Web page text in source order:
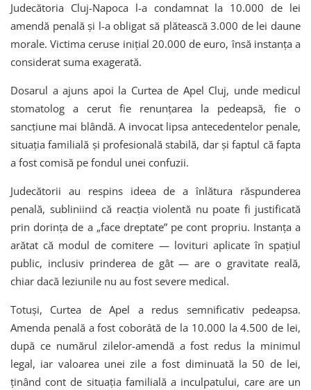
Judecătoria Cluj-Napoca l-a condamnat la 10.000 de lei
amendă penală și l-a obligat să plătească 3.000 de lei daune
morale. Victima ceruse inițial 20.000 de euro, însă instanța a
considerat suma exagerată.
Dosarul a ajuns apoi la Curtea de Apel Cluj, unde medicul
stomatolog a cerut fie renunțarea la pedeapsă, fie o
sancțiune mai blândă. A invocat lipsa antecedentelor penale,
situația familială și profesională stabilă, dar și faptul că fapta
a fost comisă pe fondul unei confuzii.
Judecătorii au respins ideea de a înlătura răspunderea
penală, subliniind că reacția violentă nu poate fi justificată
prin dorința de a „face dreptate” pe cont propriu. Instanța a
arătat că modul de comitere — lovituri aplicate în spațiul
public, inclusiv prinderea de gât — are o gravitate reală,
chiar dacă leziunile nu au fost severe medical.
Totuși, Curtea de Apel a redus semnificativ pedeapsa.
Amenda penală a fost coborâtă de la 10.000 la 4.500 de lei,
după ce numărul zilelor-amendă a fost redus la minimul
legal, iar valoarea unei zile a fost diminuată la 50 de lei,
ținând cont de situația familială a inculpatului, care are un